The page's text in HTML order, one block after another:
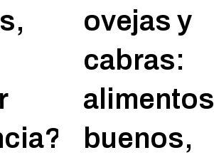
ovejas y
cabras:
alimentos
buenos,